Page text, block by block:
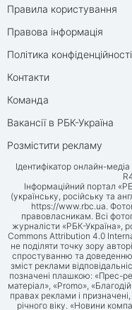
Правила користування
Правова інформація
Політика конфіденційності
Контакти
Команда
Вакансії в РБК-Україна
Розмістити рекламу
Ідентифікатор онлайн-
Інформаційний портал
(українську, російську та
https://www.rbc.ua.
правовласникам. Всі
журналісти «РБК-Україна»,
Commons Attribution 4.0
не поділяти точку зору
спростуванню та доведенню
зміст реклами
позначені плашкою: «Прес-
матеріал», «Promo»,
правах реклами і
річного віку. «Новини